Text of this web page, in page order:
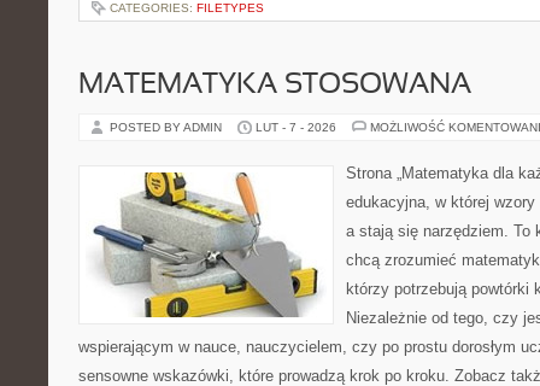
CATEGORIES: FILETYPES
MATEMATYKA STOSOWANA
POSTED BY ADMIN LUT - 7 - 2026 MOŻLIWOŚĆ
Strona „Matematyka dla
edukacyjna, w której
a stają się narzędziem. To
chcą zrozumieć
którzy potrzebują powtórki
Niezależnie od tego, czy
wspierającym w nauce, nauczycielem, czy po prostu dorosłym
sensowne wskazówki, które prowadzą krok po kroku. Zobacz